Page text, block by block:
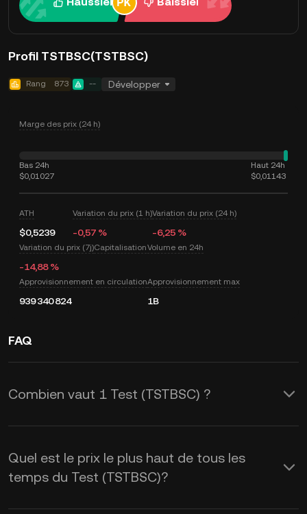
Profil TSTBSC(TSTBSC)
Rang 873 -- Développer
Marge des prix (24 h)
Bas 24h
$0,01027
Haut 24h
$0,01143
ATH
$0,5239
Variation du prix (1 h)
-0,57 %
Variation du prix (24 h)
-6,25 %
Variation du prix (7j)
-14,88 %
CapitalisationVolume en 24h
Approvisionnement en circulation
939 340 824
Approvisionnement max
1B
FAQ
Combien vaut 1 Test (TSTBSC) ?
KuCoin fournit des mises à jour du prix
du USD en temps réel pour le Test
(TSTBSC). Le prix de Test est affecté
Quel est le prix le plus haut de tous les
temps du Test (TSTBSC)?